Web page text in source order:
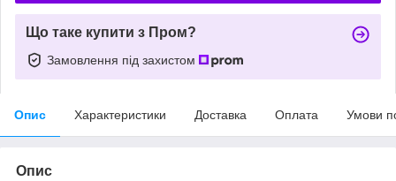
Що таке купити з Пром?
Замовлення під захистом
Опис Характеристики Доставка Оплата Умови
Опис